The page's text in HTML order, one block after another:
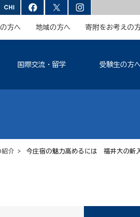
方へ 地域の方へ 寄附をお考えの
国際交流・留学 受験生の方
紹介 > 今庄宿の魅力高めるには 福井大の新